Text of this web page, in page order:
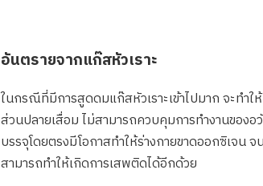
อันตรายจากแก๊สหัวเราะ
ในกรณีที่มีการสูดดมแก๊สหัวเราะเข้าไปมาก จะทำ
ส่วนปลายเสื่อม ไม่สามารถควบคุมการทำงานของ
บรรจุโดยตรงมีโอกาสทำให้ร่างกายขาดออกซิเจน
สามารถทำให้เกิดการเสพติดได้อีกด้วย